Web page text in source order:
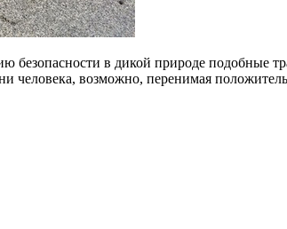
безопасности в дикой природе подобные
человека, возможно, перенимая